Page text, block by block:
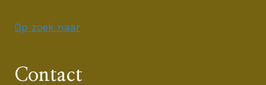
Op zoek naar
Contact